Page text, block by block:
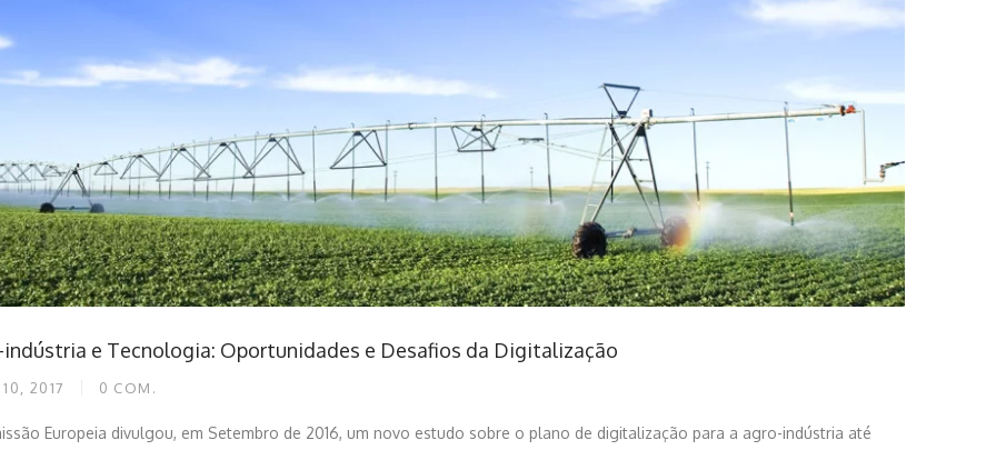
indústria e Tecnologia: Oportunidades e Desafios da Digitalização
2017 0 COM.
Europeia divulgou, em Setembro de 2016, um novo estudo sobre o plano de digitalização para a agro-indústria até